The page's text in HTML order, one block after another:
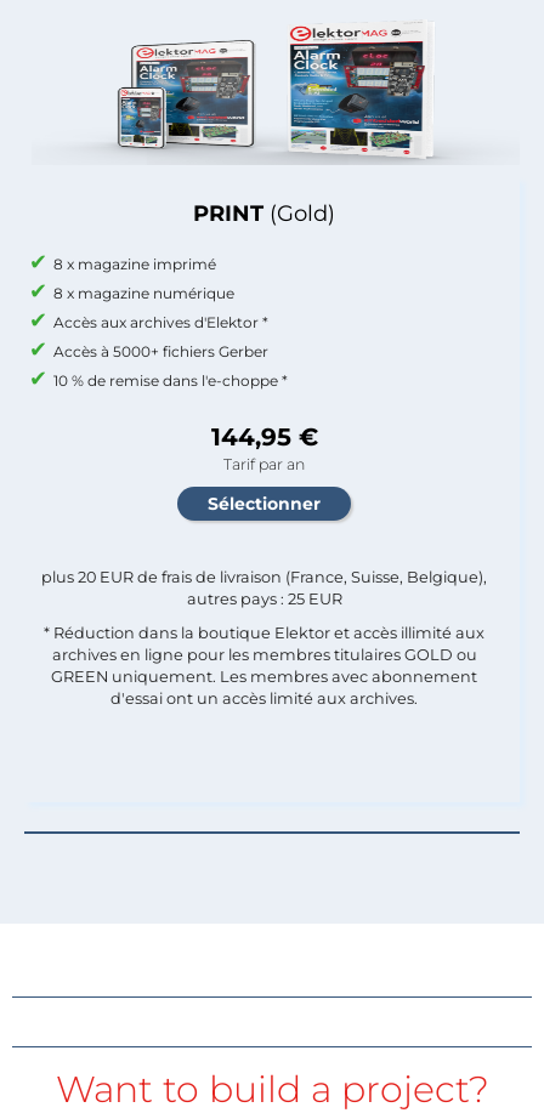
PRINT (Gold)
8 x magazine imprimé
8 x magazine numérique
Accès aux archives d'Elektor *
Accès à 5000+ fichiers Gerber
10 % de remise dans l'e-choppe *
144,95 €
Tarif par an
plus 20 EUR de frais de livraison (France, Suisse, Belgique),
autres pays : 25 EUR
* Réduction dans la boutique Elektor et accès illimité aux
archives en ligne pour les membres titulaires GOLD ou
GREEN uniquement. Les membres avec abonnement
d'essai ont un accès limité aux archives.
Want to build a project?